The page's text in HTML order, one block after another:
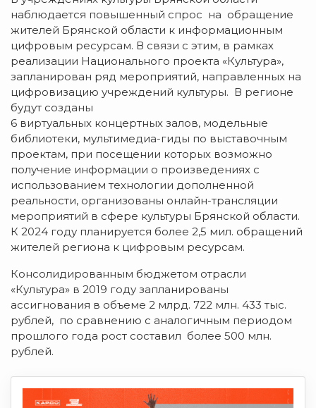
наблюдается повышенный спрос на обращение
жителей Брянской области к информационным
цифровым ресурсам. В связи с этим, в рамках
реализации Национального проекта «Культура»,
запланирован ряд мероприятий, направленных на
цифровизацию учреждений культуры. В регионе
будут созданы
6 виртуальных концертных залов, модельные
библиотеки, мультимедиа-гиды по выставочным
проектам, при посещении которых возможно
получение информации о произведениях с
использованием технологии дополненной
реальности, организованы онлайн-трансляции
мероприятий в сфере культуры Брянской области.
К 2024 году планируется более 2,5 мил. обращений
жителей региона к цифровым ресурсам.
Консолидированным бюджетом отрасли
«Культура» в 2019 году запланированы
ассигнования в объеме 2 млрд. 722 млн. 433 тыс.
рублей, по сравнению с аналогичным периодом
прошлого года рост составил более 500 млн.
рублей.